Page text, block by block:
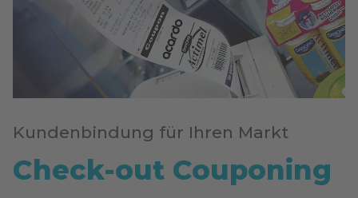
Kundenbindung für Ihren Markt
Check-out Couponing